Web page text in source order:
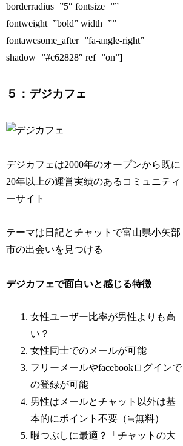
borderradius=”5″ fontsize=””
fontweight=”bold” width=””
fontawesome_after=”fa-angle-right”
shadow=”#c62828″ ref=”on”]
５：デジカフェ
デジカフェは2000年のオープンから既に
20年以上の運営実績のあるコミュニティ
ーサイト
テーマは日記とチャットで富山県小矢部
市の出会いを見つける
デジカフェで面白いと感じる特徴
女性ユーザー比率が男性よりも高
い？
女性同士でのメールが可能
フリーメールやfacebookログインで
の登録が可能
男性はメールとチャット以外は基
本的にポイント不要（≒無料）
暇つぶしに最適？「チャットの大